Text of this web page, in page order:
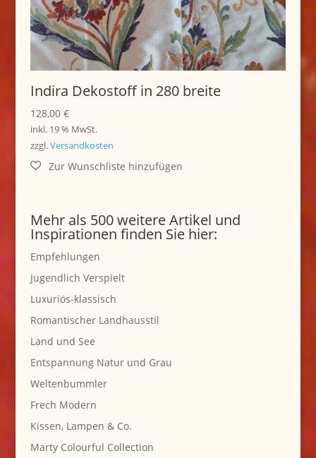
Indira Dekostoff in 280 breite
128,00 €
inkl. 19 % MwSt.
zzgl.Versandkosten
Mehr als 500 weitere Artikel und
Inspirationen finden Sie hier:
Empfehlungen
Jugendlich Verspielt
Luxuriös-klassisch
Romantischer Landhausstil
Land und See
Entspannung Natur und Grau
Weltenbummler
Frech Modern
Kissen, Lampen & Co.
Marty Colourful Collection